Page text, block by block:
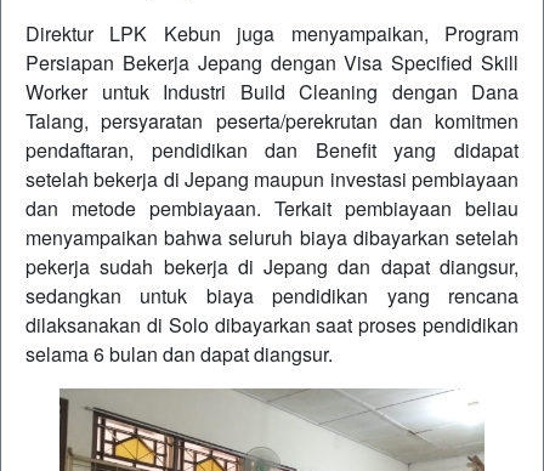
Direktur LPK Kebun juga menyampaikan, Program
Persiapan Bekerja Jepang dengan Visa Specified Skill
Worker untuk Industri Build Cleaning dengan Dana
Talang, persyaratan peserta/perekrutan dan komitmen
pendaftaran, pendidikan dan Benefit yang didapat
setelah bekerja di Jepang maupun investasi pembiayaan
dan metode pembiayaan. Terkait pembiayaan beliau
menyampaikan bahwa seluruh biaya dibayarkan setelah
pekerja sudah bekerja di Jepang dan dapat diangsur,
sedangkan untuk biaya pendidikan yang rencana
dilaksanakan di Solo dibayarkan saat proses pendidikan
selama 6 bulan dan dapat diangsur.